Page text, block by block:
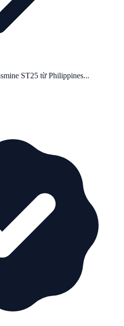
ST25 từ Philippines...